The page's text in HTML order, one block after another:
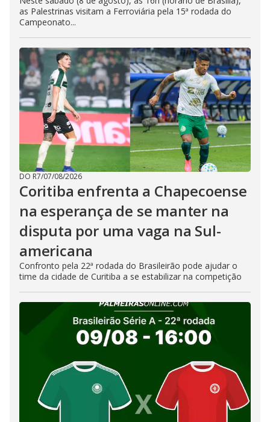
as Palestrinas visitam a Ferroviária pela 15ª rodada do
Campeonato...
DO R7/07/08/2026
Coritiba enfrenta a Chapecoense
na esperança de se manter na
disputa por uma vaga na Sul-
americana
Confronto pela 22ª rodada do Brasileirão pode ajudar o
time da cidade de Curitiba a se estabilizar na competição